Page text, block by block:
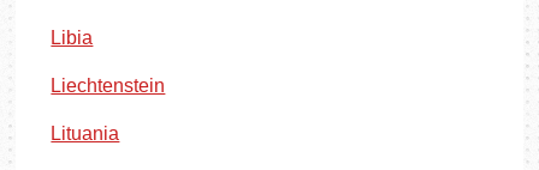
Libia
Liechtenstein
Lituania